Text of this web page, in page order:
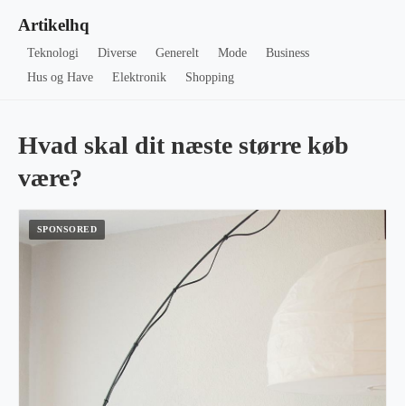
Artikelhq
Teknologi Diverse Generelt Mode
Business
Hus og Have
Elektronik Shopping
Hvad skal dit næste større køb
være?